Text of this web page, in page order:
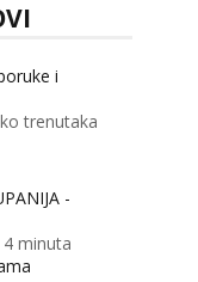
i
trenutaka
-
4 minuta